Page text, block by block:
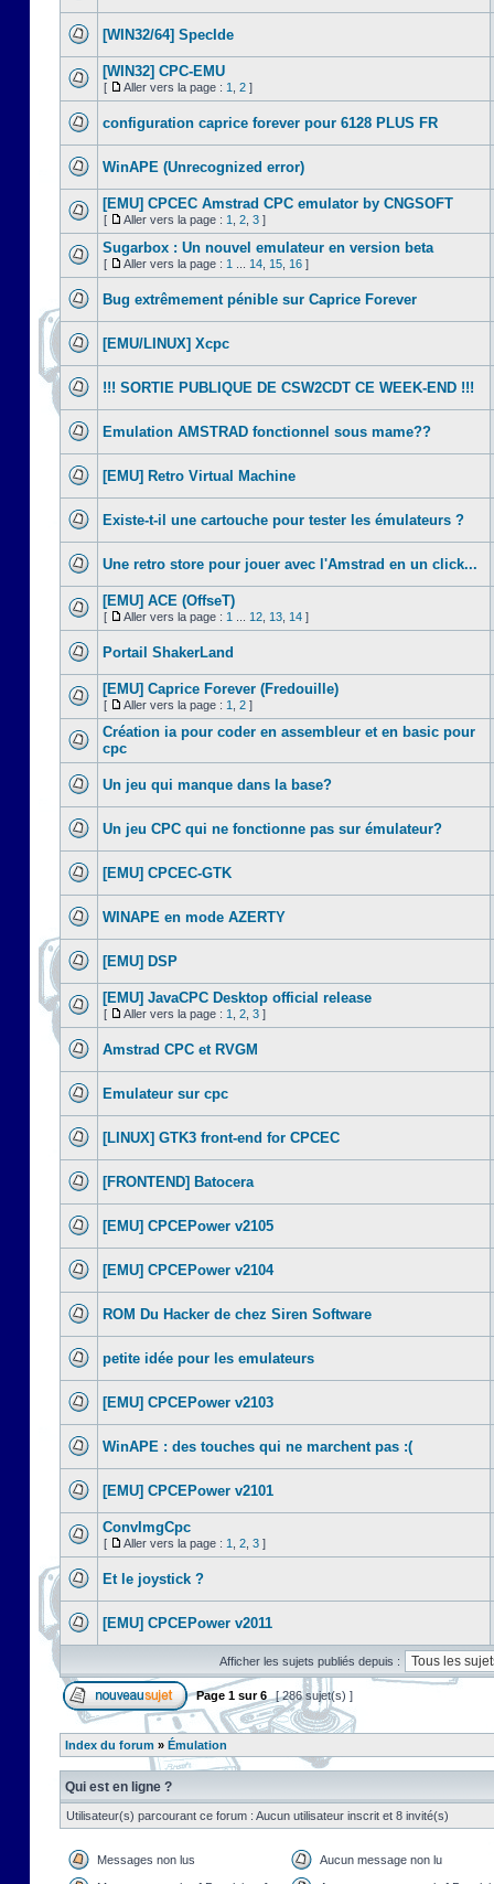
[WIN32/64] SpecIde
[WIN32] CPC-EMU
[ Aller vers la page : 1 2 ]
configuration caprice forever pour 6128 PLUS FR
WinAPE (Unrecognized error)
[EMU] CPCEC Amstrad CPC emulator by CNGSOFT
[ Aller vers la page : 1 2 3 ]
Sugarbox : Un nouvel emulateur en version beta
[ Aller vers la page : 1 14 15 16 ]
Bug extrêmement pénible sur Caprice Forever
[EMU/LINUX] Xcpc
!!! SORTIE PUBLIQUE DE CSW2CDT CE WEEK-END !!!
Emulation AMSTRAD fonctionnel sous mame??
[EMU] Retro Virtual Machine
Existe-t-il une cartouche pour tester les émulateurs ?
Une retro store pour jouer avec l'Amstrad en un click...
[EMU] ACE (OffseT)
[ Aller vers la page : 1 12 13 14 ]
Portail ShakerLand
[EMU] Caprice Forever (Fredouille)
[ Aller vers la page : 1 2 ]
Création ia pour coder en assembleur et en basic pour
cpc
Un jeu qui manque dans la base?
Un jeu CPC qui ne fonctionne pas sur émulateur?
[EMU] CPCEC-GTK
WINAPE en mode AZERTY
[EMU] DSP
[EMU] JavaCPC Desktop official release
[ Aller vers la page : 1 2 3 ]
Amstrad CPC et RVGM
Emulateur sur cpc
[LINUX] GTK3 front-end for CPCEC
[FRONTEND] Batocera
[EMU] CPCEPower v2105
[EMU] CPCEPower v2104
ROM Du Hacker de chez Siren Software
petite idée pour les emulateurs
[EMU] CPCEPower v2103
WinAPE : des touches qui ne marchent pas :(
[EMU] CPCEPower v2101
ConvImgCpc
[ Aller vers la page : 1 2 3 ]
Et le joystick ?
[EMU] CPCEPower v2011
Afficher les sujets publiés depuis :
Page 1 sur6 [ 286 sujet(s) ]
Index du forum » Émulation
Qui est en ligne ?
Utilisateur(s) parcourant ce forum : Aucun utilisateur inscrit et 8 invité(s)
Messages non lus Aucun message non lu